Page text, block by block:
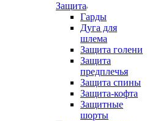
Защита
Гарды
Дуга для
шлема
Защита голени
Защита
предплечья
Защита спины
Защита-кофта
Защитные
шорты